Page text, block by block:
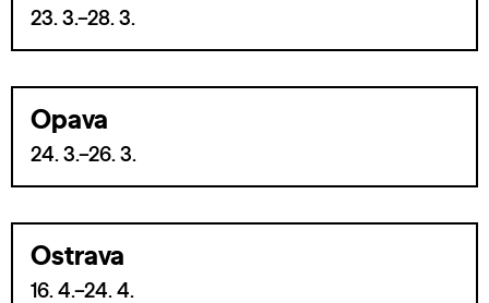
23. 3.–28. 3.
Opava
24. 3.–26. 3.
Ostrava
16. 4.–24. 4.